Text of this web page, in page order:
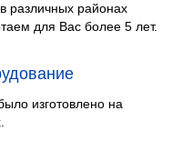
различных районах
для Вас более 5 лет.
изготовлено на